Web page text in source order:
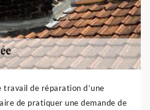
de réparation d’une
de pratiquer une demande de